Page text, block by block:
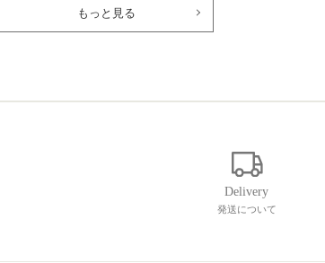
もっと見る
発送について